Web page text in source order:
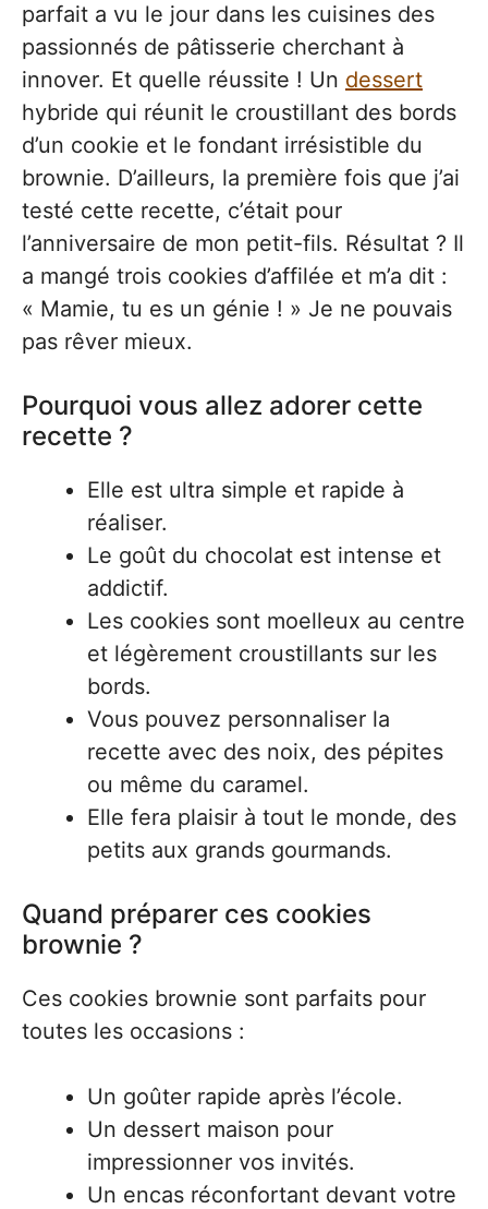
parfait a vu le jour dans les cuisines des
passionnés de pâtisserie cherchant à
innover. Et quelle réussite ! Un dessert
hybride qui réunit le croustillant des bords
d’un cookie et le fondant irrésistible du
brownie. D’ailleurs, la première fois que j’ai
testé cette recette, c’était pour
l’anniversaire de mon petit-fils. Résultat ? Il
a mangé trois cookies d’affilée et m’a dit :
« Mamie, tu es un génie ! » Je ne pouvais
pas rêver mieux.
Pourquoi vous allez adorer cette
recette ?
Elle est ultra simple et rapide à
réaliser.
Le goût du chocolat est intense et
addictif.
Les cookies sont moelleux au centre
et légèrement croustillants sur les
bords.
Vous pouvez personnaliser la
recette avec des noix, des pépites
ou même du caramel.
Elle fera plaisir à tout le monde, des
petits aux grands gourmands.
Quand préparer ces cookies
brownie ?
Ces cookies brownie sont parfaits pour
toutes les occasions :
Un goûter rapide après l’école.
Un dessert maison pour
impressionner vos invités.
Un encas réconfortant devant votre